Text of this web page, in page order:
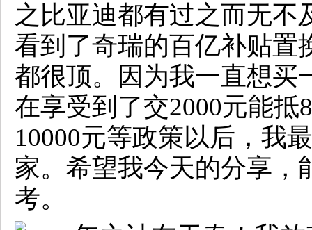
之比亚迪都有过之而无不
看到了奇瑞的百亿补贴置
都很顶。因为我一直想买
在享受到了交2000元能抵
10000元等政策以后，我
家。希望我今天的分享，
考。